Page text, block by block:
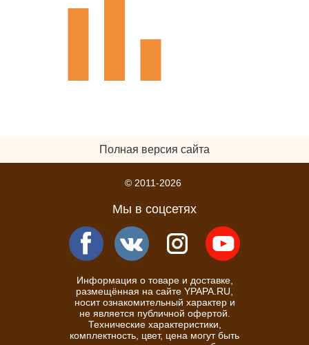
Полная версия сайта
© 2011-2026
Мы в соцсетях
Информация о товаре и доставке,
размещённая на сайте YPAPA.RU,
носит ознакомительный характер и
не является публичной офертой.
Технические характеристики,
комплектность, цвет, цена могут быть